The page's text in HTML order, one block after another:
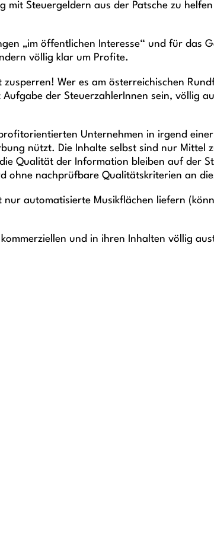
Steuergeldern aus der Patsche zu
„im öffentlichen Interesse“ und für das
völlig klar um Profite.
Wer es am österreichischen
der SteuerzahlerInnen sein, völlig
Unternehmen in irgend
nützt. Die Inhalte selbst sind nur Mittel
Qualität der Information bleiben auf der
ohne nachprüfbare Qualitätskriterien an
automatisierte Musikflächen liefern
und in ihren Inhalten völlig